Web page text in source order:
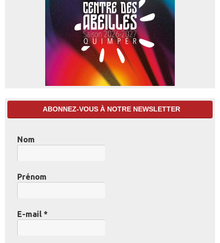
ABONNEZ-VOUS À NOTRE NEWSLETTER
Nom
Prénom
E-mail *